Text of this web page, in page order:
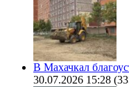
В Махачкал
30.07.2026 15:28